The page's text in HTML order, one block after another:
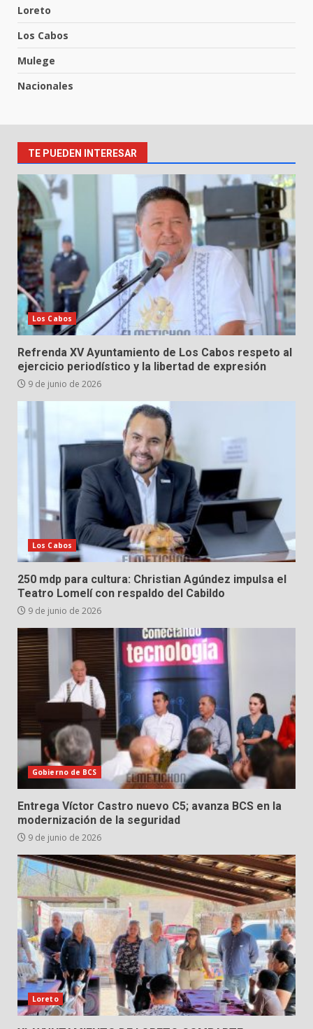
Loreto
Los Cabos
Mulege
Nacionales
TE PUEDEN INTERESAR
Los Cabos
Refrenda XV Ayuntamiento de Los Cabos respeto al
ejercicio periodístico y la libertad de expresión
9 de junio de 2026
Los Cabos
250 mdp para cultura: Christian Agúndez impulsa el
Teatro Lomelí con respaldo del Cabildo
9 de junio de 2026
Gobierno de BCS
Entrega Víctor Castro nuevo C5; avanza BCS en la
modernización de la seguridad
9 de junio de 2026
Loreto